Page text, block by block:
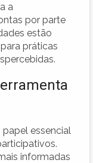
a
por parte
estão
práticas
essencial
informadas